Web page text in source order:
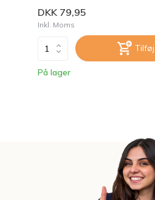
DKK 79,95
Inkl. Moms
Tilføj
På lager